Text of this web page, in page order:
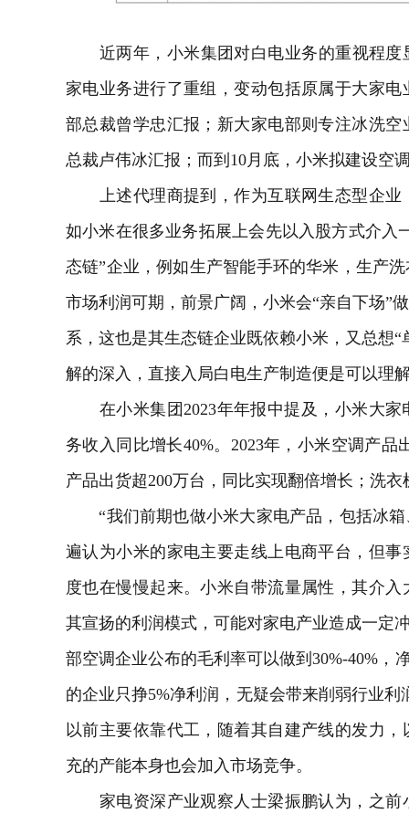
近两年，小米集团对白电业务的重视程度
家电业务进行了重组，变动包括原属于大家电
部总裁曾学忠汇报；新大家电部则专注冰洗
总裁卢伟冰汇报；而到10月底，小米拟建设空
上述代理商提到，作为互联网生态型企业
如小米在很多业务拓展上会先以入股方式介入
态链”企业，例如生产智能手环的华米，生产洗
市场利润可期，前景广阔，小米会“亲自下场”
系，这也是其生态链企业既依赖小米，又总想
解的深入，直接入局白电生产制造便是可以理
在小米集团2023年年报中提及，小米大家
务收入同比增长40%。2023年，小米空调产品
产品出货超200万台，同比实现翻倍增长；洗
“我们前期也做小米大家电产品，包括冰箱
遍认为小米的家电主要走线上电商平台，但
度也在慢慢起来。小米自带流量属性，其介
其宣扬的利润模式，可能对家电产业造成一定
部空调企业公布的毛利率可以做到30%-40%，
的企业只挣5%净利润，无疑会带来削弱行业
以前主要依靠代工，随着其自建产线的发力
充的产能本身也会加入市场竞争。
家电资深产业观察人士梁振鹏认为，之前